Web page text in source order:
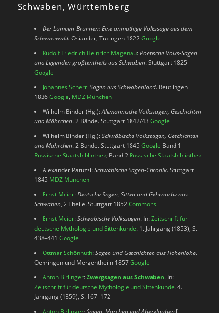
Schwaben, Württemberg
Der Lumpen-Brunnen: Eine anmuthige Volkssage aus dem
Schwarzwald. Osiander, Tübingen 1822Google
Rudolf Friedrich Heinrich Magenau:Poetische Volks-Sagen
und Legenden größtentheils aus Schwaben. Stuttgart 1825
Google
Johannes Scherr:Sagen aus Schwabenland. Reutlingen
1836Google, MDZ München
Wilhelm Binder (Hg.):Alemannische Volkssagen, Geschichten
und Mährchen. 2 Bände. Stuttgart 1842/43Google
Wilhelm Binder (Hg.):Schwäbische Volkssagen, Geschichten
und Mährchen. 2 Bände. Stuttgart 1845Google Band 1
Russische Staatsbibliothek; Band 2 Russische Staatsbibliothek
Alexander Patuzzi:Schwäbische Sagen-Chronik. Stuttgart
1845 MDZ München
Ernst Meier:Deutsche Sagen, Sitten und Gebräuche aus
Schwaben, 2 Theile. Stuttgart 1852Commons
Ernst Meier:Schwäbische Volkssagen. In:Zeitschrift für
deutsche Mythologie und Sittenkunde. 1. Jahrgang (1853), S.
438–441Google
Ottmar Schönhuth:Sagen und Geschichten aus Hohenlohe.
Oehringen und Mergentheim 1857Google
Anton Birlinger:Zwergsagen aus Schwaben. In:
Zeitschrift für deutsche Mythologie und Sittenkunde. 4.
Jahrgang (1859), S. 167–172
Anton Birlinger:Sagen, Märchen und Aberglauben [=